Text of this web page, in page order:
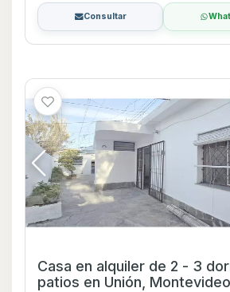
Consultar
Casa en alquiler de 2 - 3
patios en Unión, Montevideo